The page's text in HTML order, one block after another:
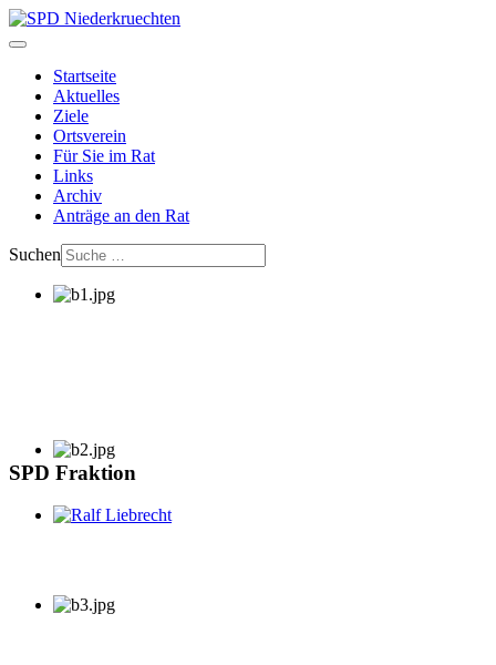
Startseite
Aktuelles
Ziele
Ortsverein
Für Sie im Rat
Links
Archiv
Anträge an den Rat
Suchen
SPD Fraktion